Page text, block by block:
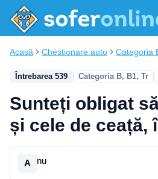
Acasă Chestionare auto Categoria
Întrebarea 539 Categoria B, B1, Tr
Sunteți obligat
și cele de ceață,
A nu